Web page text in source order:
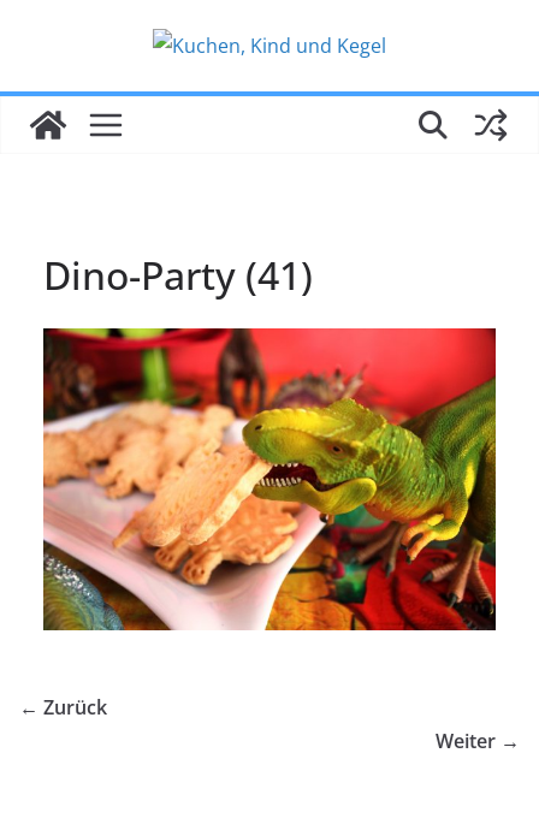
Dino-Party (41)
← Zurück
Weiter →